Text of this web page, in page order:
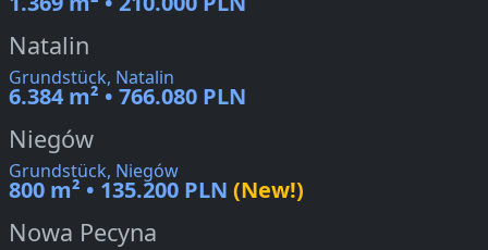
Natalin
Grundstück, Natalin
6.384 m² • 766.080 PLN
Niegów
Grundstück, Niegów
800 m² • 135.200 PLN (New!)
Nowa Pecyna